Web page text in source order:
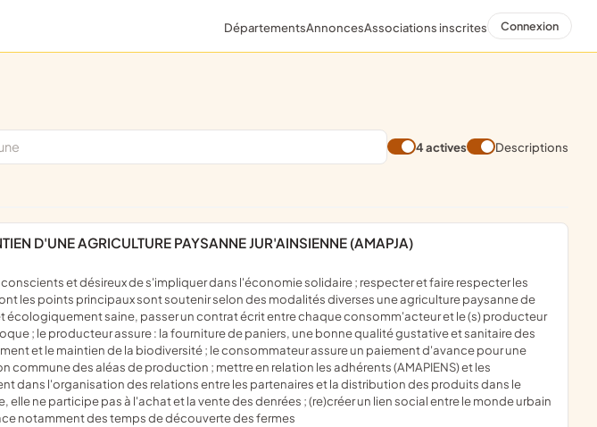
DépartementsAnnoncesAssociations inscrites Connexion
4 actives Descriptions
D'UNE AGRICULTURE PAYSANNE JUR'AINSIENNE (AMAPJA)
les points principaux sont soutenir selon des modalités diverses une agriculture paysanne de
écologiquement saine, passer un contrat écrit entre chaque consomm'acteur et le (s) producteur
; le producteur assure : la fourniture de paniers, une bonne qualité gustative et sanitaire des
et le maintien de la biodiversité ; le consommateur assure un paiement d'avance pour une
commune des aléas de production ; mettre en relation les adhérents (AMAPIENS) et les
dans l'organisation des relations entre les partenaires et la distribution des produits dans le
ne participe pas à l'achat et la vente des denrées ; (re)créer un lien social entre le monde urbain
notamment des temps de découverte des fermes